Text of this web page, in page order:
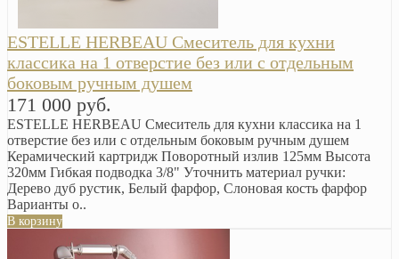
ESTELLE HERBEAU Смеситель для кухни
классика на 1 отверстие без или с отдельным
боковым ручным душем
171 000 руб.
ESTELLE HERBEAU Смеситель для кухни классика на 1
отверстие без или с отдельным боковым ручным душем
Керамический картридж Поворотный излив 125мм Высота
320мм Гибкая подводка 3/8" Уточнить материал ручки:
Дерево дуб рустик, Белый фарфор, Слоновая кость фарфор
Варианты о..
В корзину